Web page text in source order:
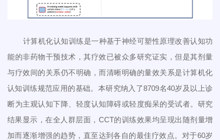
计算机化认知训练是一种基于神经可塑性原理改善认知功
能的非药物干预技术，其疗效已被众多研究证实，但是其剂量
与疗效间的关系仍不明确，而清晰明确的量效关系是计算机化
认知训练规范应用的基础。本研究纳入了8709名40岁及以上诊
断为主观认知下降、轻度认知障碍或轻度痴呆的受试者。研究
结果显示，在全人群层面，CCT的训练效果均呈现出随剂量增
加而逐渐增强的趋势，直至达到各自的最佳疗效点。对于60岁